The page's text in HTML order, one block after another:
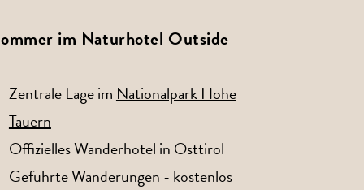
im Naturhotel Outside
Zentrale Lage imNationalpark Hohe
Tauern
Offizielles Wanderhotel in Osttirol
Geführte Wanderungen - kostenlos